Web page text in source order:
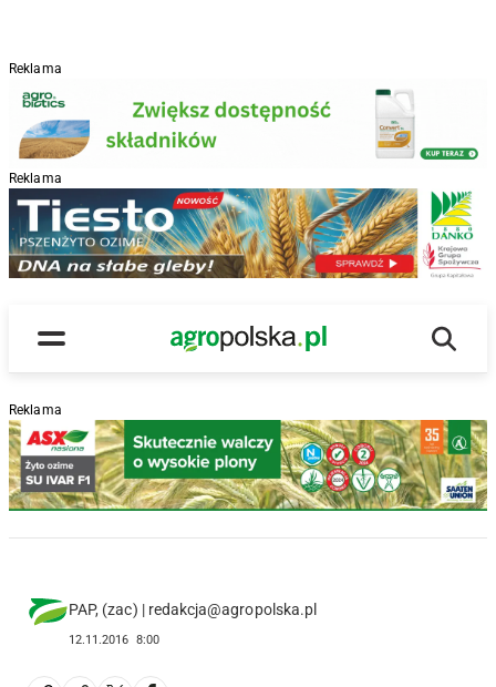
Reklama
Reklama
Menu
Main Logo
Reklama
PAP, (zac) | redakcja@agropolska.pl
12.11.2016 8:00